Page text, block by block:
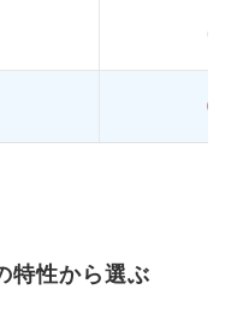
特性から選ぶ